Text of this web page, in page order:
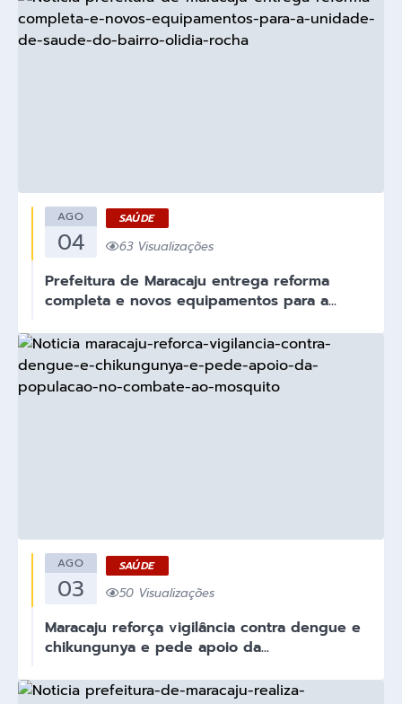
AGO
04
SAÚDE
63 Visualizações
Prefeitura de Maracaju entrega reforma
completa e novos equipamentos para a...
AGO
03
SAÚDE
50 Visualizações
Maracaju reforça vigilância contra dengue e
chikungunya e pede apoio da...